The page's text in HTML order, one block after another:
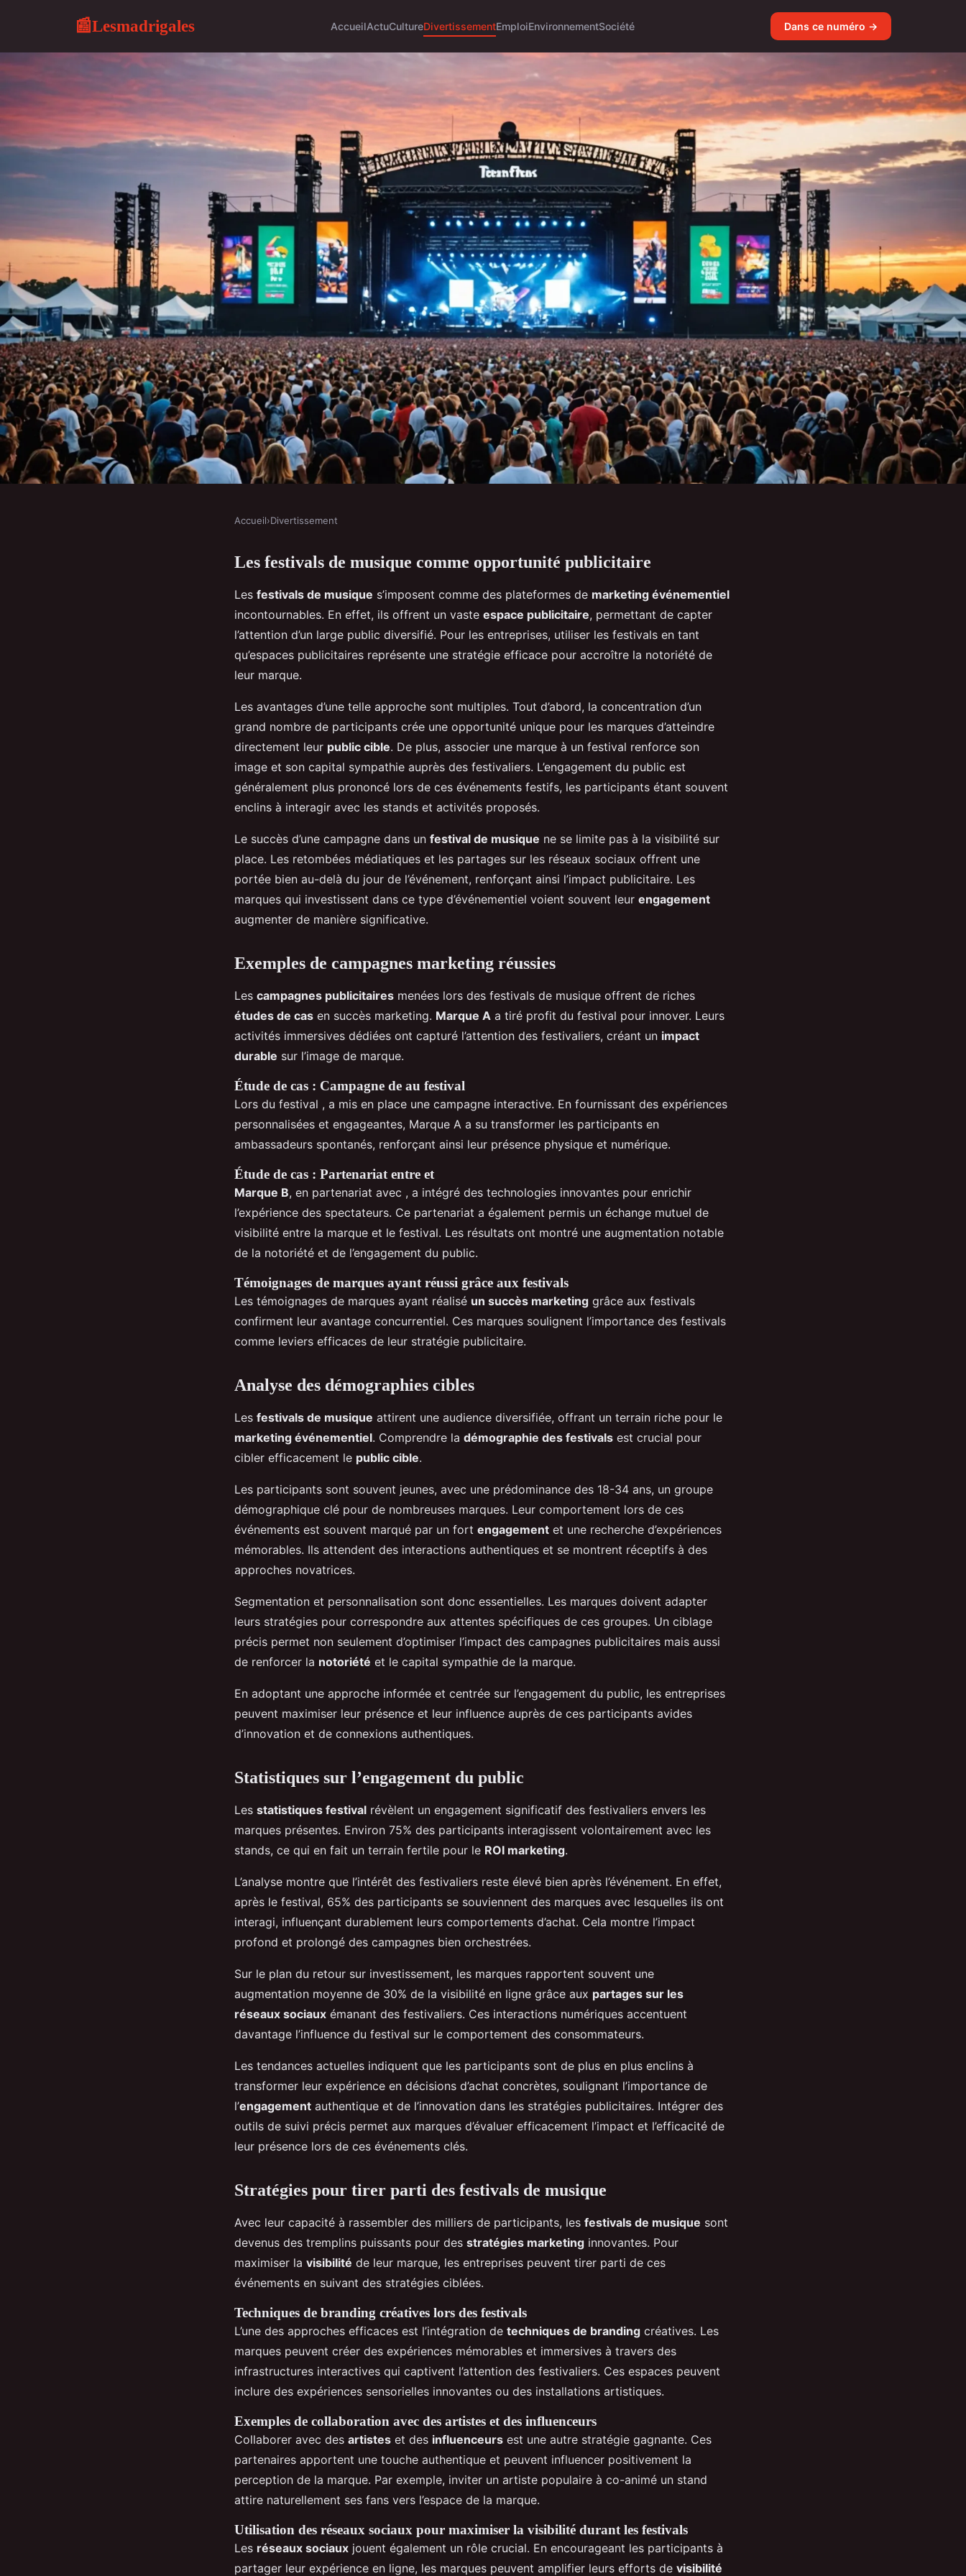
📰Lesmadrigales AccueilActuCultureDivertissementEmploiEnvironnementSociété Dans ce numéro →
Les festivals de musique comme espace
Accueil›Divertissement
Les festivals de musique comme opportunité publicitaire
Les festivals de musique s’imposent comme des plateformes de marketing événementiel
incontournables. En effet, ils offrent un vaste espace publicitaire, permettant de capter
l’attention d’un large public diversifié. Pour les entreprises, utiliser les festivals en tant
qu’espaces publicitaires représente une stratégie efficace pour accroître la notoriété de
leur marque.
Les avantages d’une telle approche sont multiples. Tout d’abord, la concentration d’un
grand nombre de participants crée une opportunité unique pour les marques d’atteindre
directement leur public cible. De plus, associer une marque à un festival renforce son
image et son capital sympathie auprès des festivaliers. L’engagement du public est
généralement plus prononcé lors de ces événements festifs, les participants étant souvent
enclins à interagir avec les stands et activités proposés.
Le succès d’une campagne dans un festival de musique ne se limite pas à la visibilité sur
place. Les retombées médiatiques et les partages sur les réseaux sociaux offrent une
portée bien au-delà du jour de l’événement, renforçant ainsi l’impact publicitaire. Les
marques qui investissent dans ce type d’événementiel voient souvent leur engagement
augmenter de manière significative.
Exemples de campagnes marketing réussies
Les campagnes publicitaires menées lors des festivals de musique offrent de riches
études de cas en succès marketing. Marque A a tiré profit du festival pour innover. Leurs
activités immersives dédiées ont capturé l’attention des festivaliers, créant un impact
durable sur l’image de marque.
Étude de cas : Campagne de au festival
Lors du festival , a mis en place une campagne interactive. En fournissant des expériences
personnalisées et engageantes, Marque A a su transformer les participants en
ambassadeurs spontanés, renforçant ainsi leur présence physique et numérique.
Étude de cas : Partenariat entre et
Marque B, en partenariat avec , a intégré des technologies innovantes pour enrichir
l’expérience des spectateurs. Ce partenariat a également permis un échange mutuel de
visibilité entre la marque et le festival. Les résultats ont montré une augmentation notable
de la notoriété et de l’engagement du public.
Témoignages de marques ayant réussi grâce aux festivals
Les témoignages de marques ayant réalisé un succès marketing grâce aux festivals
confirment leur avantage concurrentiel. Ces marques soulignent l’importance des festivals
comme leviers efficaces de leur stratégie publicitaire.
Analyse des démographies cibles
Les festivals de musique attirent une audience diversifiée, offrant un terrain riche pour le
marketing événementiel. Comprendre la démographie des festivals est crucial pour
cibler efficacement le public cible.
Les participants sont souvent jeunes, avec une prédominance des 18-34 ans, un groupe
démographique clé pour de nombreuses marques. Leur comportement lors de ces
événements est souvent marqué par un fort engagement et une recherche d’expériences
mémorables. Ils attendent des interactions authentiques et se montrent réceptifs à des
approches novatrices.
Segmentation et personnalisation sont donc essentielles. Les marques doivent adapter
leurs stratégies pour correspondre aux attentes spécifiques de ces groupes. Un ciblage
précis permet non seulement d’optimiser l’impact des campagnes publicitaires mais aussi
de renforcer la notoriété et le capital sympathie de la marque.
En adoptant une approche informée et centrée sur l’engagement du public, les entreprises
peuvent maximiser leur présence et leur influence auprès de ces participants avides
d’innovation et de connexions authentiques.
Statistiques sur l’engagement du public
Les statistiques festival révèlent un engagement significatif des festivaliers envers les
marques présentes. Environ 75% des participants interagissent volontairement avec les
stands, ce qui en fait un terrain fertile pour le ROI marketing.
L’analyse montre que l’intérêt des festivaliers reste élevé bien après l’événement. En effet,
après le festival, 65% des participants se souviennent des marques avec lesquelles ils ont
interagi, influençant durablement leurs comportements d’achat. Cela montre l’impact
profond et prolongé des campagnes bien orchestrées.
Sur le plan du retour sur investissement, les marques rapportent souvent une
augmentation moyenne de 30% de la visibilité en ligne grâce aux partages sur les
réseaux sociaux émanant des festivaliers. Ces interactions numériques accentuent
davantage l’influence du festival sur le comportement des consommateurs.
Les tendances actuelles indiquent que les participants sont de plus en plus enclins à
transformer leur expérience en décisions d’achat concrètes, soulignant l’importance de
l’engagement authentique et de l’innovation dans les stratégies publicitaires. Intégrer des
outils de suivi précis permet aux marques d’évaluer efficacement l’impact et l’efficacité de
leur présence lors de ces événements clés.
Stratégies pour tirer parti des festivals de musique
Avec leur capacité à rassembler des milliers de participants, les festivals de musique sont
devenus des tremplins puissants pour des stratégies marketing innovantes. Pour
maximiser la visibilité de leur marque, les entreprises peuvent tirer parti de ces
événements en suivant des stratégies ciblées.
Techniques de branding créatives lors des festivals
L’une des approches efficaces est l’intégration de techniques de branding créatives. Les
marques peuvent créer des expériences mémorables et immersives à travers des
infrastructures interactives qui captivent l’attention des festivaliers. Ces espaces peuvent
inclure des expériences sensorielles innovantes ou des installations artistiques.
Exemples de collaboration avec des artistes et des influenceurs
Collaborer avec des artistes et des influenceurs est une autre stratégie gagnante. Ces
partenaires apportent une touche authentique et peuvent influencer positivement la
perception de la marque. Par exemple, inviter un artiste populaire à co-animé un stand
attire naturellement ses fans vers l’espace de la marque.
Utilisation des réseaux sociaux pour maximiser la visibilité durant les festivals
Les réseaux sociaux jouent également un rôle crucial. En encourageant les participants à
partager leur expérience en ligne, les marques peuvent amplifier leurs efforts de visibilité